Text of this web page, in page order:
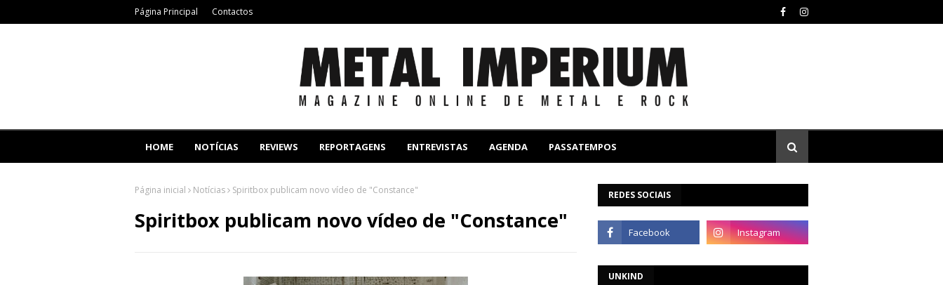
Página Principal Contactos
HOME NOTÍCIAS REVIEWS REPORTAGENS ENTREVISTAS AGENDA PASSATEMPOS
Página inicial Notícias Spiritbox publicam novo vídeo de "Constance"
Spiritbox publicam novo vídeo de "Constance"
REDES SOCIAIS
UNKIND